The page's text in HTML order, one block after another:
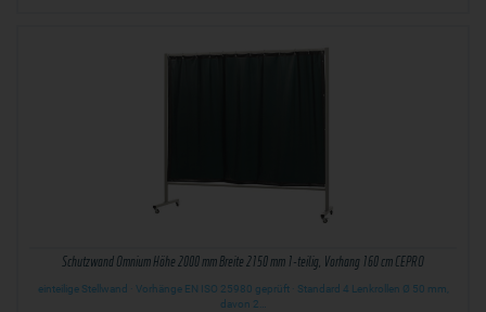
Schutzwand Omnium Höhe 2000 mm Breite 2150 mm 1-teilig, Vorhang 160 cm CEPRO
einteilige Stellwand · Vorhänge EN ISO 25980 geprüft · Standard 4 Lenkrollen Ø 50 mm,
davon 2…